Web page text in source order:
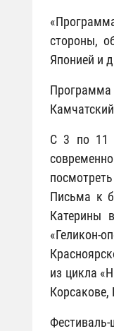
стороны,
Японией и
Программа
С 3 по 11
Письма к
Катерины
«Геликон-
из цикла
Корсакове,